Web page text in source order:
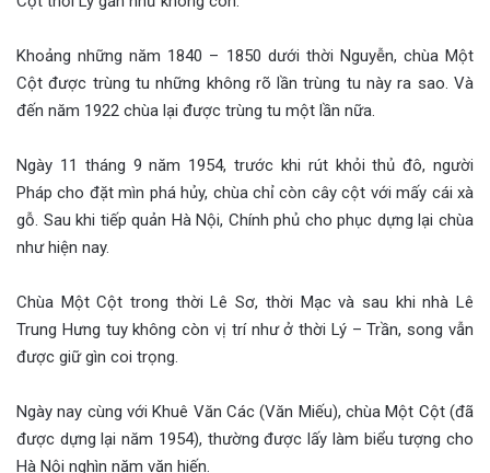
Khoảng những năm 1840 – 1850 dưới thời Nguyễn, chùa Một
Cột được trùng tu những không rõ lần trùng tu này ra sao. Và
đến năm 1922 chùa lại được trùng tu một lần nữa.
Ngày 11 tháng 9 năm 1954, trước khi rút khỏi thủ đô, người
Pháp cho đặt mìn phá hủy, chùa chỉ còn cây cột với mấy cái xà
gỗ. Sau khi tiếp quản Hà Nội, Chính phủ cho phục dựng lại chùa
như hiện nay.
Chùa Một Cột trong thời Lê Sơ, thời Mạc và sau khi nhà Lê
Trung Hưng tuy không còn vị trí như ở thời Lý – Trần, song vẫn
được giữ gìn coi trọng.
Ngày nay cùng với Khuê Văn Các (Văn Miếu), chùa Một Cột (đã
được dựng lại năm 1954), thường được lấy làm biểu tượng cho
Hà Nội nghìn năm văn hiến.